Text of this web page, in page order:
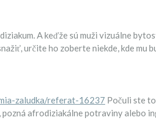
A keďže sú muži vizuálne
určite ho zoberte niekde, kde
zaludka/referat-16237 Počuli ste
afrodiziakálne potraviny alebo